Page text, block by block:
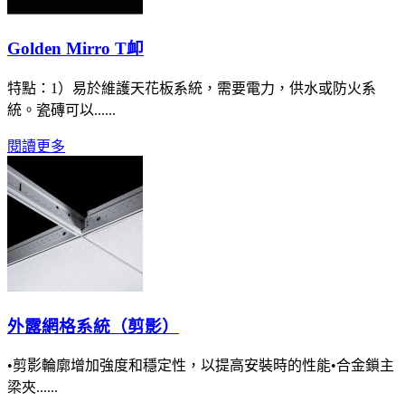
Golden Mirro T卹
特點：1）易於維護天花板系統，需要電力，供水或防火系
統。瓷磚可以......
閱讀更多
外露網格系統（剪影）
•剪影輪廓增加強度和穩定性，以提高安裝時的性能•合金鎖主
梁夾......